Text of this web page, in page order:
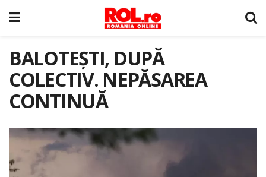
BALOTEȘTI, DUPĂ
COLECTIV. NEPĂSAREA
CONTINUĂ